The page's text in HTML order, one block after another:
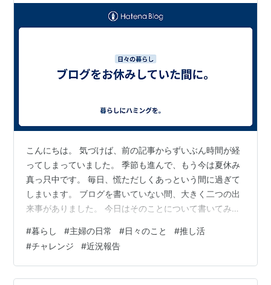
こんにちは。 気づけば、前の記事からずいぶん時間が経
ってしまっていました。 季節も進んで、もう今は夏休み
真っ只中です。 毎日、慌ただしくあっという間に過ぎて
しまいます。 ブログを書いていない間、大きく二つの出
来事がありました。 今日はそのことについて書いてみよ
しという存在ができました。 近年、推し活ブームじゃな
いですか？ 推し活をしている人を見て、いつもちょっと
羨ましかったんです。 楽しそうでいいな、生き生きして
るなって。 でも、憧れはあるものの、推し活はすごくお
#暮らし #主婦の日常 #日々のこと #推し活
#チャレンジ #近況報告